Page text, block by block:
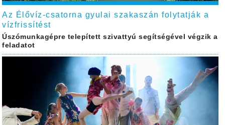
Az Élővíz-csatorna gyulai szakaszán folytatják a
vízfrissítést
Úszómunkagépre telepített szivattyú segítségével végzik a
feladatot